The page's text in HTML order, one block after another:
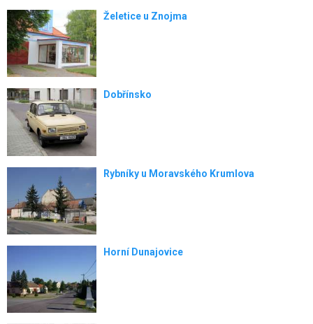
Želetice u Znojma
Dobřínsko
Rybníky u Moravského Krumlova
Horní Dunajovice